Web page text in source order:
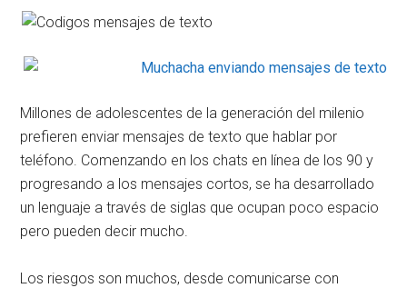
Millones de adolescentes de la generación del milenio
prefieren enviar mensajes de texto que hablar por
teléfono. Comenzando en los chats en línea de los 90 y
progresando a los mensajes cortos, se ha desarrollado
un lenguaje a través de siglas que ocupan poco espacio
pero pueden decir mucho.
Los riesgos son muchos, desde comunicarse con